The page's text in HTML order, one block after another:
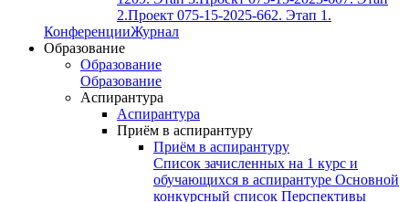
2.Проект 075-15-2025-662. Этап 1.
КонференцииЖурнал
Образование
Образование
Образование
Аспирантура
Аспирантура
Приём в аспирантуру
Приём в аспирантуру
Список зачисленных на 1 курс и
обучающихся в аспирантуре Основной
конкурсный список Перспективы